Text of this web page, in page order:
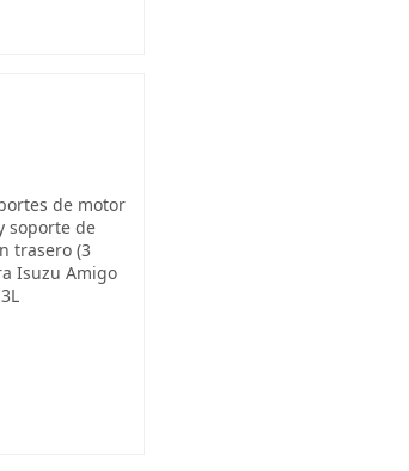
de motor
soporte de
trasero (3
Isuzu Amigo